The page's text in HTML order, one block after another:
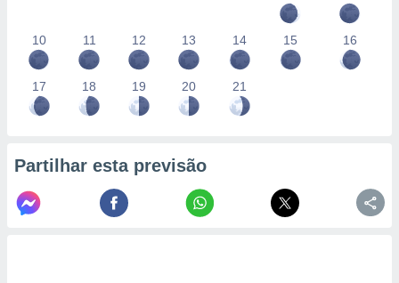
10 11 12 13 14 15 16
17 18 19 20 21
Partilhar esta previsão